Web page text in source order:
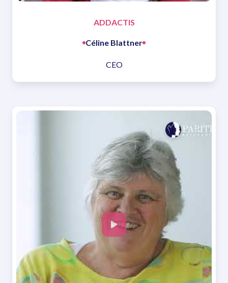
ADDACTIS
Céline Blattner
CEO